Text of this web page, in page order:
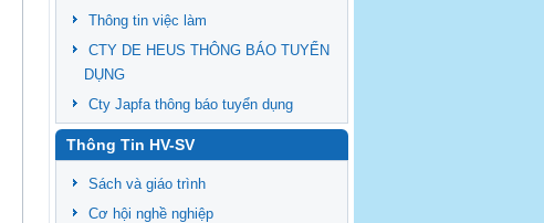
Thông tin việc làm
CTY DE HEUS THÔNG BÁO TUYỂN
DỤNG
Cty Japfa thông báo tuyển dụng
Thông Tin HV-SV
Sách và giáo trình
Cơ hội nghề nghiệp